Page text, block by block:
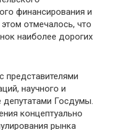
финансирования и
отмечалось, что
наиболее дорогих
представителями
научного и
депутатами Госдумы.
концептуально
рынка